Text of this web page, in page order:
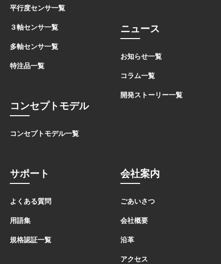
平行度センサ一覧
３軸センサ一覧
多軸センサ一覧
特注品一覧
コンセプトモデル
コンセプトモデル一覧
ニュース
お知らせ一覧
コラム一覧
開発ストーリー一覧
サポート
よくある質問
用語集
規格認証一覧
会社案内
ごあいさつ
会社概要
沿革
アクセス